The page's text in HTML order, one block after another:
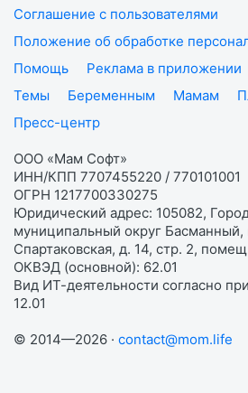
Соглашение с пользователями
Положение об обработке
Помощь
Реклама в приложении
Темы
Беременным Мамам
Пресс-центр
ООО «Мам Софт»
ИНН/КПП 7707455220 / 770101001
ОГРН 1217700330275
Юридический адрес: 105082,
муниципальный округ Басманный,
Спартаковская, д. 14, стр. 2,
ОКВЭД (основной): 62.01
Вид ИТ-деятельности согласно
12.01
© 2014—2026 · contact@mom.life